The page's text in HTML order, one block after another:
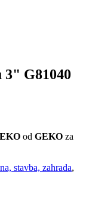
3" G81040
od GEKO za
stavba, zahrada,